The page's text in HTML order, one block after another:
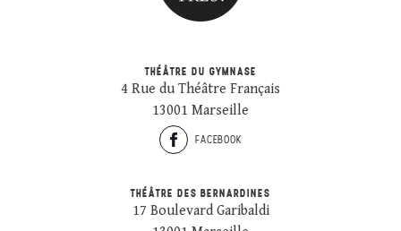
THÉÂTRE DU GYMNASE
4 Rue du Théâtre Français
13001 Marseille
FACEBOOK
THÉÂTRE DES BERNARDINES
17 Boulevard Garibaldi